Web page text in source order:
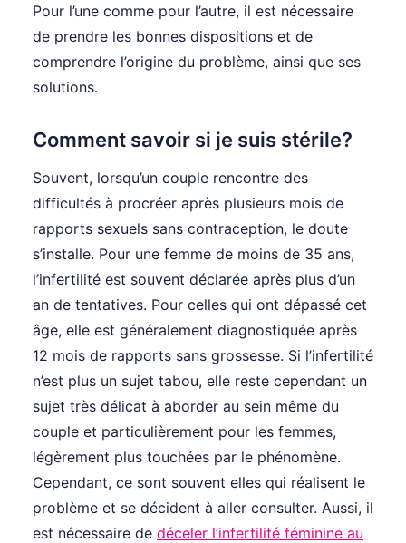
Pour l’une comme pour l’autre, il est nécessaire
de prendre les bonnes dispositions et de
comprendre l’origine du problème, ainsi que ses
solutions.
Comment savoir si je suis stérile?
Souvent, lorsqu’un couple rencontre des
difficultés à procréer après plusieurs mois de
rapports sexuels sans contraception, le doute
s’installe. Pour une femme de moins de 35 ans,
l’infertilité est souvent déclarée après plus d’un
an de tentatives. Pour celles qui ont dépassé cet
âge, elle est généralement diagnostiquée après
12 mois de rapports sans grossesse. Si l’infertilité
n’est plus un sujet tabou, elle reste cependant un
sujet très délicat à aborder au sein même du
couple et particulièrement pour les femmes,
légèrement plus touchées par le phénomène.
Cependant, ce sont souvent elles qui réalisent le
problème et se décident à aller consulter. Aussi, il
est nécessaire de déceler l’infertilité féminine au